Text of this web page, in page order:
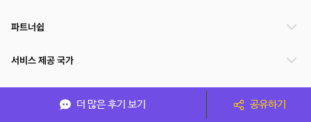
더 많은 후기 보기 공유하기
파트너쉽
서비스 제공 국가
(주)NSPACE 사업자정보